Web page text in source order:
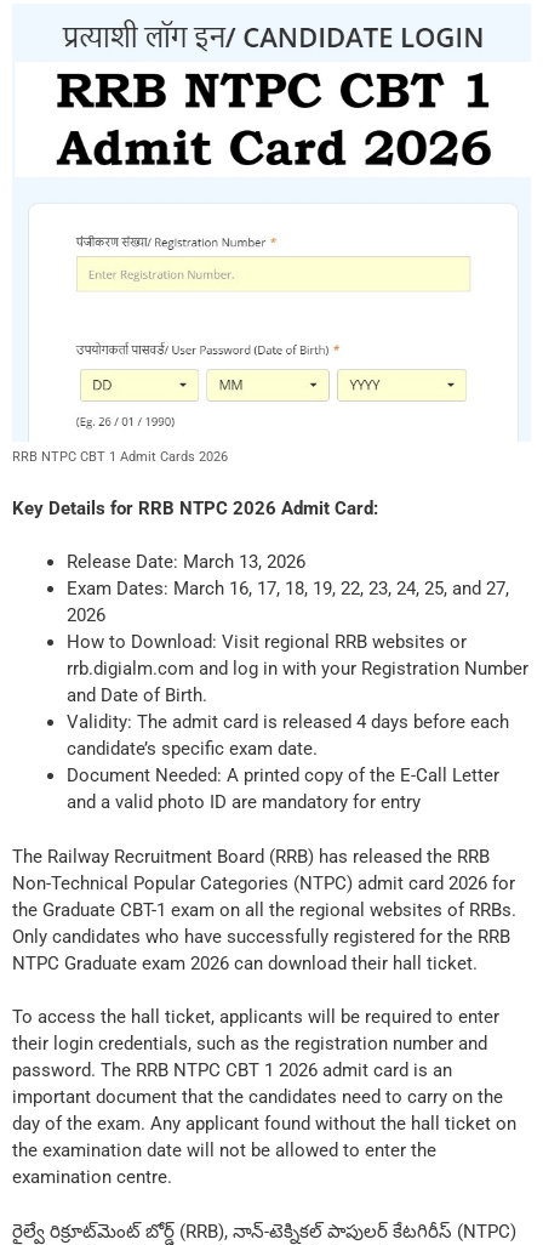
RRB NTPC CBT 1 Admit Cards 2026
Key Details for RRB NTPC 2026 Admit Card:
Release Date: March 13, 2026
Exam Dates: March 16, 17, 18, 19, 22, 23, 24, 25, and 27,
2026
How to Download: Visit regional RRB websites or
rrb.digialm.com and log in with your Registration Number
and Date of Birth.
Validity: The admit card is released 4 days before each
candidate’s specific exam date.
Document Needed: A printed copy of the E-Call Letter
and a valid photo ID are mandatory for entry
The Railway Recruitment Board (RRB) has released the RRB
Non-Technical Popular Categories (NTPC) admit card 2026 for
the Graduate CBT-1 exam on all the regional websites of RRBs.
Only candidates who have successfully registered for the RRB
NTPC Graduate exam 2026 can download their hall ticket.
To access the hall ticket, applicants will be required to enter
their login credentials, such as the registration number and
password. The RRB NTPC CBT 1 2026 admit card is an
important document that the candidates need to carry on the
day of the exam. Any applicant found without the hall ticket on
the examination date will not be allowed to enter the
examination centre.
రైల్వే రిక్రూట్‌మెంట్ బోర్డ్ (RRB), నాన్-టెక్నికల్ పాపులర్ కేటగిరీస్ (NTPC)